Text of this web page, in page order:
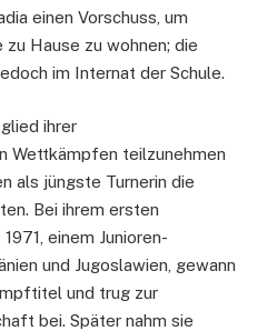
einen Vorschuss, um
Hause zu wohnen; die
im Internat der Schule.
ihrer
Wettkämpfen teilzunehmen
als jüngste Turnerin die
Bei ihrem ersten
einem Junioren-
und Jugoslawien, gewann
und trug zur
bei. Später nahm sie